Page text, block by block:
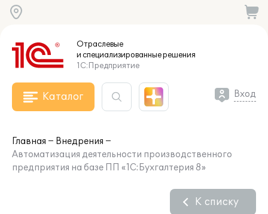
Отраслевые
и специализированныерешения
1С:Предприятие
Каталог Вход
Главная
Внедрения
Автоматизация деятельности производственного
предприятия на базе ПП «1С:Бухгалтерия 8»
К списку